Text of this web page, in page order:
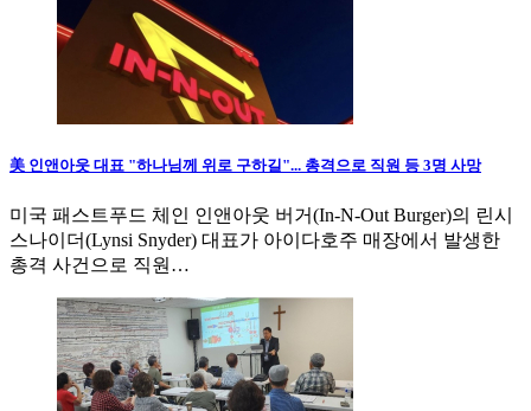
美 인앤아웃 대표 "하나님께 위로 구하길"... 총격으로 직원 등 3명 사망
미국 패스트푸드 체인 인앤아웃 버거(In-N-Out Burger)의 린시
스나이더(Lynsi Snyder) 대표가 아이다호주 매장에서 발생한
총격 사건으로 직원…